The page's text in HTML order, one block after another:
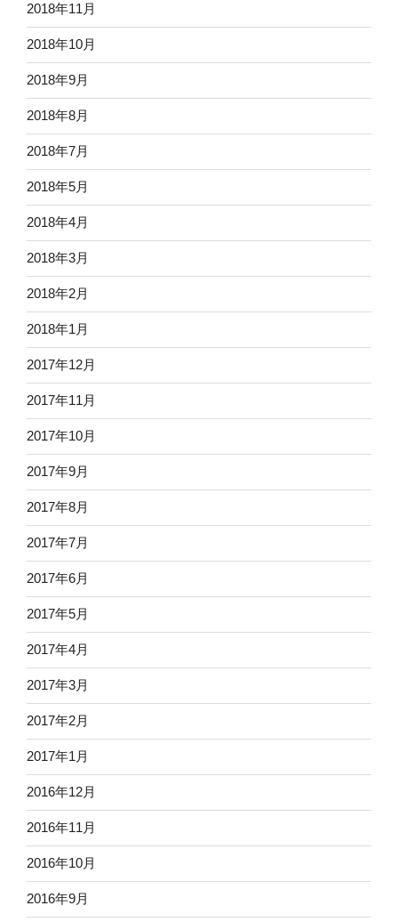
2018年11月
2018年10月
2018年9月
2018年8月
2018年7月
2018年5月
2018年4月
2018年3月
2018年2月
2018年1月
2017年12月
2017年11月
2017年10月
2017年9月
2017年8月
2017年7月
2017年6月
2017年5月
2017年4月
2017年3月
2017年2月
2017年1月
2016年12月
2016年11月
2016年10月
2016年9月